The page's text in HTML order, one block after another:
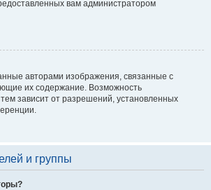
вам администратором
авторами изображения, связанные с
их содержание. Возможность
зависит от разрешений, установленных
и группы